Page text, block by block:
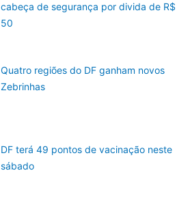
cabeça de segurança por divida de R$
50
Quatro regiões do DF ganham novos
Zebrinhas
DF terá 49 pontos de vacinação neste
sábado